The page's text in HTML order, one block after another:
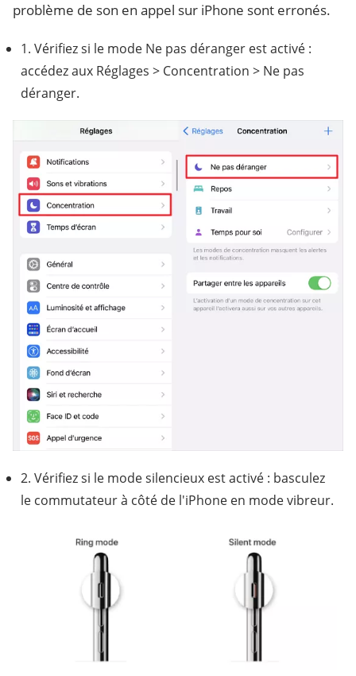
problème de son en appel sur iPhone sont erronés.
1. Vérifiez si le mode Ne pas déranger est activé :
accédez aux Réglages > Concentration > Ne pas
déranger.
2. Vérifiez si le mode silencieux est activé : basculez
le commutateur à côté de l'iPhone en mode vibreur.